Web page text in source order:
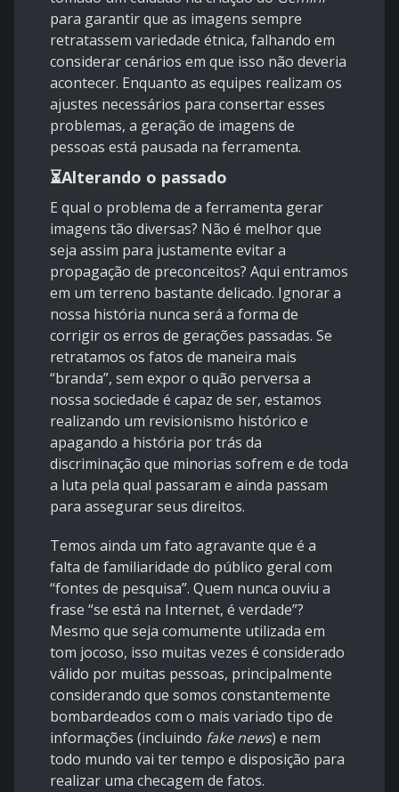
para garantir que as imagens sempre
retratassem variedade étnica, falhando em
considerar cenários em que isso não deveria
acontecer. Enquanto as equipes realizam os
ajustes necessários para consertar esses
problemas, a geração de imagens de
pessoas está pausada na ferramenta.
⏳Alterando o passado
E qual o problema de a ferramenta gerar
imagens tão diversas? Não é melhor que
seja assim para justamente evitar a
propagação de preconceitos? Aqui entramos
em um terreno bastante delicado. Ignorar a
nossa história nunca será a forma de
corrigir os erros de gerações passadas. Se
retratamos os fatos de maneira mais
“branda”, sem expor o quão perversa a
nossa sociedade é capaz de ser, estamos
realizando um revisionismo histórico e
apagando a história por trás da
discriminação que minorias sofrem e de toda
a luta pela qual passaram e ainda passam
para assegurar seus direitos.
Temos ainda um fato agravante que é a
falta de familiaridade do público geral com
“fontes de pesquisa”. Quem nunca ouviu a
frase “se está na Internet, é verdade”?
Mesmo que seja comumente utilizada em
tom jocoso, isso muitas vezes é considerado
válido por muitas pessoas, principalmente
considerando que somos constantemente
bombardeados com o mais variado tipo de
informações (incluindo fake news) e nem
todo mundo vai ter tempo e disposição para
realizar uma checagem de fatos.